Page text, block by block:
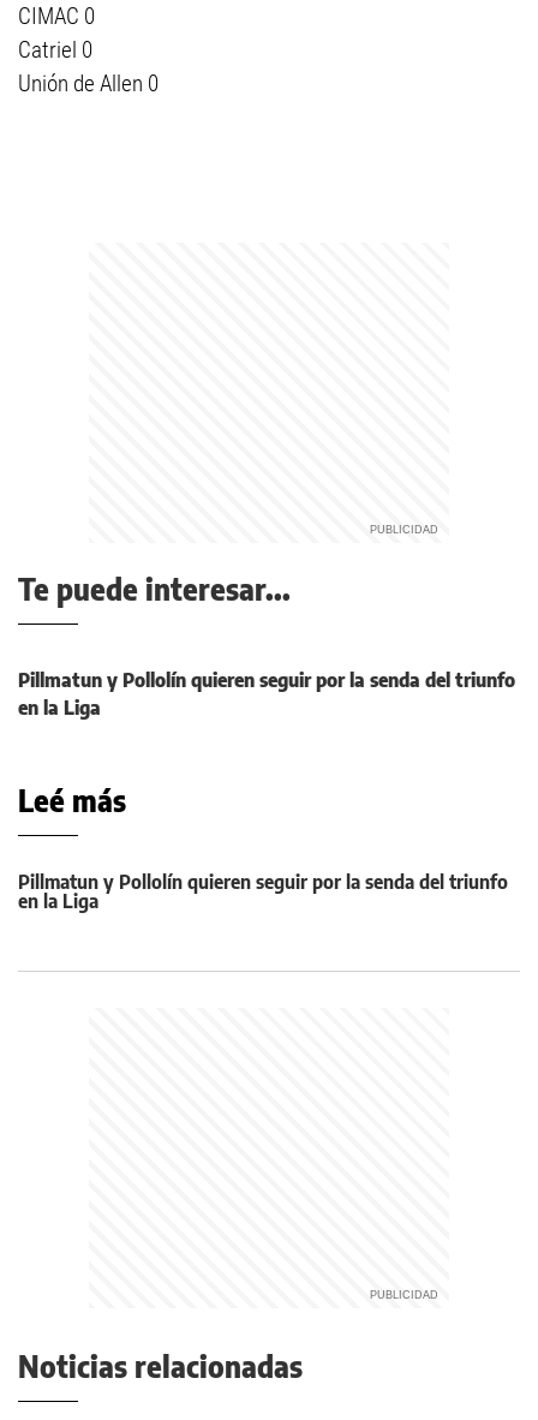
CIMAC 0
Catriel 0
Unión de Allen 0
Te puede interesar...
Pillmatun y Pollolín quieren seguir por la senda del triunfo
en la Liga
Leé más
Pillmatun y Pollolín quieren seguir por la senda del triunfo
en la Liga
Noticias relacionadas